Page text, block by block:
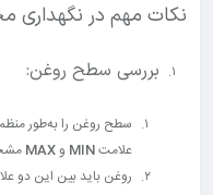
نکات مهم در نگهداری
بررسی سطح روغن:
سطح روغن را به‌طور
علامتMIN وMAX
روغن باید بین این دو